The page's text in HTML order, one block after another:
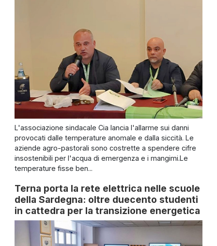
L'associazione sindacale Cia lancia l'allarme sui danni
provocati dalle temperature anomale e dalla siccità. Le
aziende agro-pastorali sono costrette a spendere cifre
insostenibili per l'acqua di emergenza e i mangimi.Le
temperature fisse ben...
Terna porta la rete elettrica nelle scuole
della Sardegna: oltre duecento studenti
in cattedra per la transizione energetica